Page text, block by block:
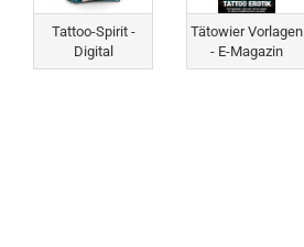
Tattoo-Spirit -
Digital
Tätowier Vorlagen
- E-Magazin